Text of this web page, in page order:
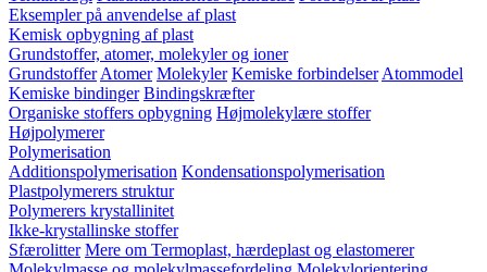
Eksempler på anvendelse af plast
Kemisk opbygning af plast
Grundstoffer, atomer, molekyler og ioner
Grundstoffer Atomer Molekyler Kemiske forbindelser Atommodel
Kemiske bindinger Bindingskræfter
Organiske stoffers opbygning Højmolekylære stoffer
Højpolymerer
Polymerisation
Additionspolymerisation Kondensationspolymerisation
Plastpolymerers struktur
Polymerers krystallinitet
Ikke-krystallinske stoffer
Sfærolitter Mere om Termoplast, hærdeplast og elastomerer